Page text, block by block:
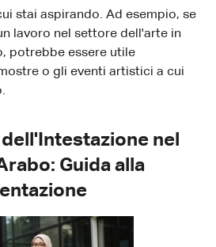
stai aspirando. Ad esempio, se
lavoro nel settore dell'arte in
potrebbe essere utile
o gli eventi artistici a cui
nel
Guida alla